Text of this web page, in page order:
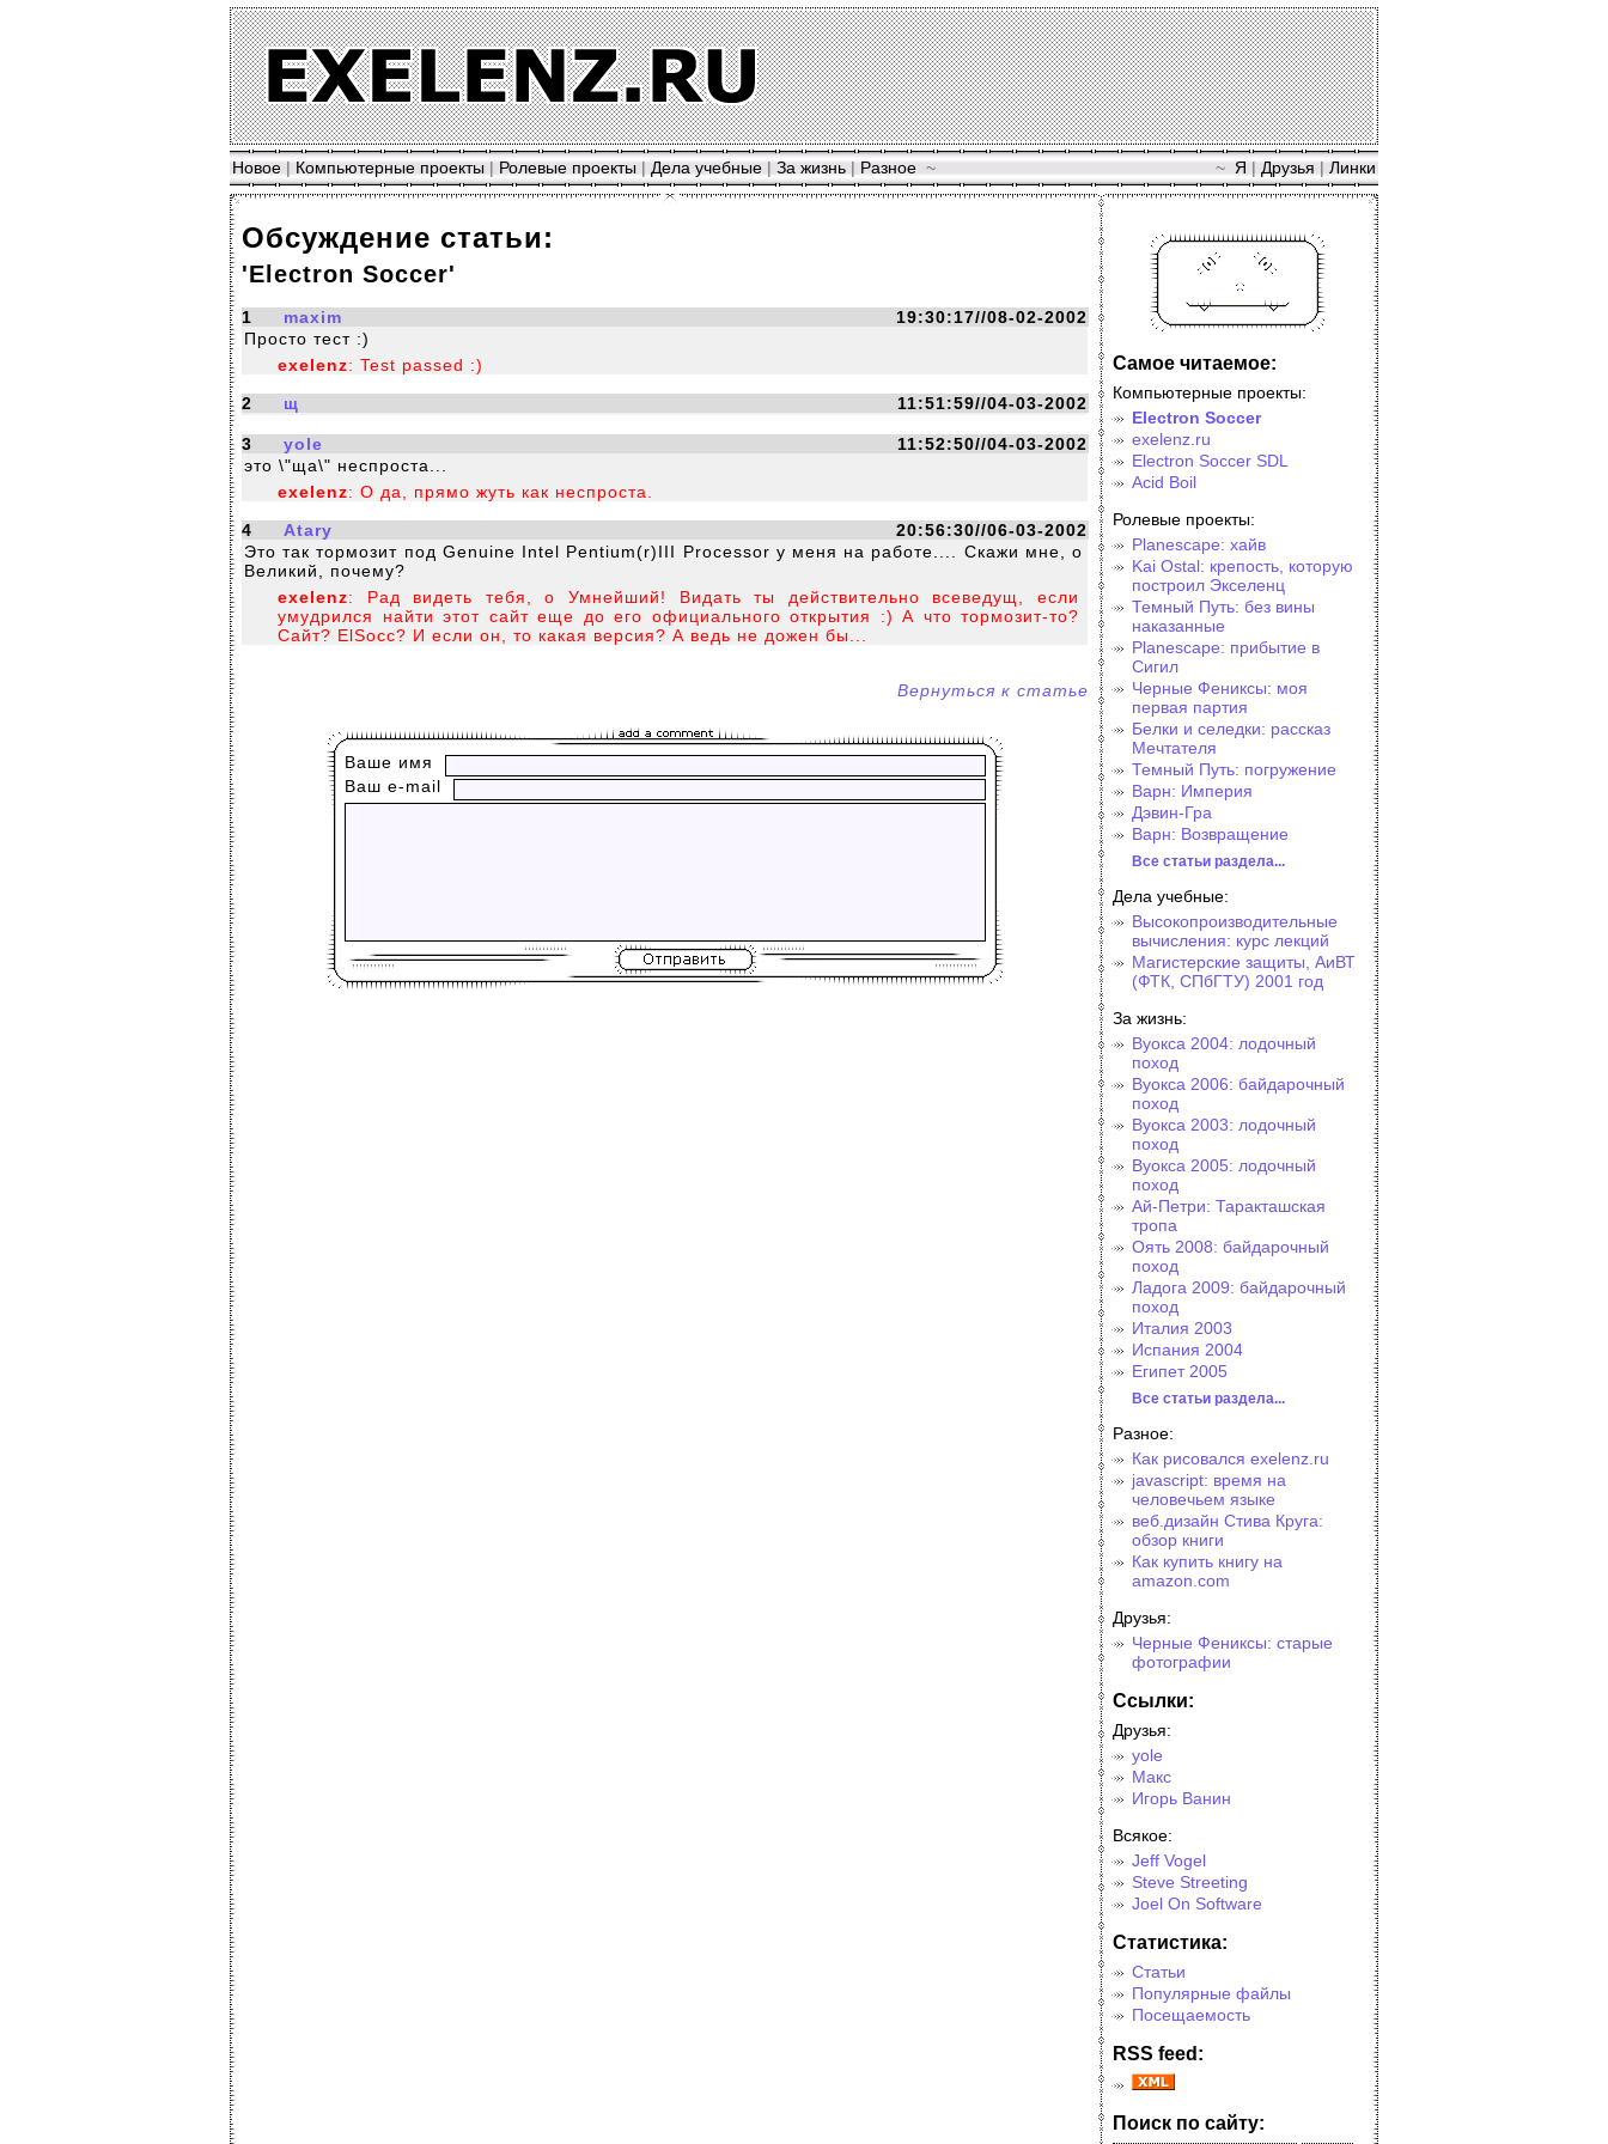
~ Я | Друзья | Линки
Новое | Компьютерные проекты | Ролевые проекты | Дела учебные | За жизнь | Разное ~
Самое читаемое:
Компьютерные проекты:
Electron Soccer
exelenz.ru
Electron Soccer SDL
Acid Boil
Ролевые проекты:
Planescape: хайв
Kai Ostal: крепость, которую
построил Экселенц
Темный Путь: без вины
наказанные
Planescape: прибытие в
Сигил
Черные Фениксы: моя
первая партия
Белки и селедки: рассказ
Мечтателя
Темный Путь: погружение
Варн: Империя
Дэвин-Гра
Варн: Возвращение
Все статьи раздела...
Дела учебные:
Высокопроизводительные
вычисления: курс лекций
Магистерские защиты, АиВТ
(ФТК, СПбГТУ) 2001 год
За жизнь:
Вуокса 2004: лодочный
поход
Вуокса 2006: байдарочный
поход
Вуокса 2003: лодочный
поход
Вуокса 2005: лодочный
поход
Ай-Петри: Таракташская
тропа
Оять 2008: байдарочный
поход
Ладога 2009: байдарочный
поход
Италия 2003
Испания 2004
Египет 2005
Все статьи раздела...
Разное:
Как рисовался exelenz.ru
javascript: время на
человечьем языке
веб.дизайн Стива Круга:
обзор книги
Как купить книгу на
amazon.com
Друзья:
Черные Фениксы: старые
фотографии
Cсылки:
Друзья:
yole
Макс
Игорь Ванин
Всякое:
Jeff Vogel
Steve Streeting
Joel On Software
Cтатистика:
Статьи
Популярные файлы
Посещаемость
RSS feed:
Поиск по сайту:
Обсуждение статьи:
'Electron Soccer'
1 maxim
19:30:17//08-02-2002
Просто тест :)
exelenz: Test passed :)
2
щ 11:51:59//04-03-2002
3 yole
11:52:50//04-03-2002
это \"ща\" неспроста...
exelenz: О да, прямо жуть как неспроста.
4
Atary
20:56:30//06-03-2002
Это так тормозит под Genuine Intel Pentium(r)III Processor у меня на работе.... Скажи мне, о
Великий, почему?
exelenz: Рад видеть тебя, о Умнейший! Видать ты действительно всеведущ, если
умудрился найти этот сайт еще до его официального открытия :) А что тормозит-то?
Сайт? ElSocc? И если он, то какая версия? А ведь не дожен бы...
Вернуться к статье
Ваше имя
Ваш е-mail